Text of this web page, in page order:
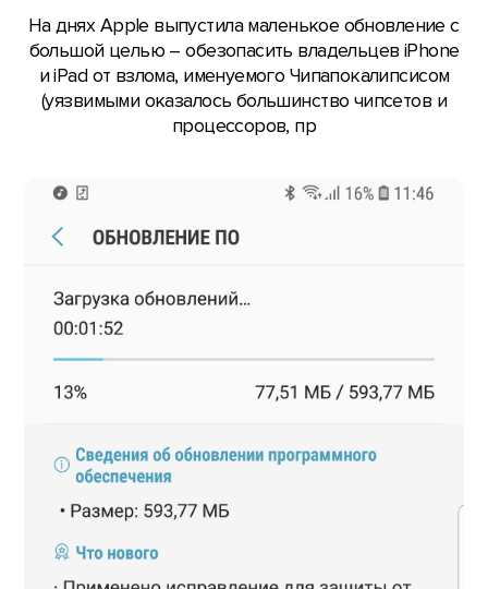
На днях Apple выпустила маленькое обновление с
большой целью – обезопасить владельцев iPhone
и iPad от взлома, именуемого Чипапокалипсисом
(уязвимыми оказалось большинство чипсетов и
процессоров, пр